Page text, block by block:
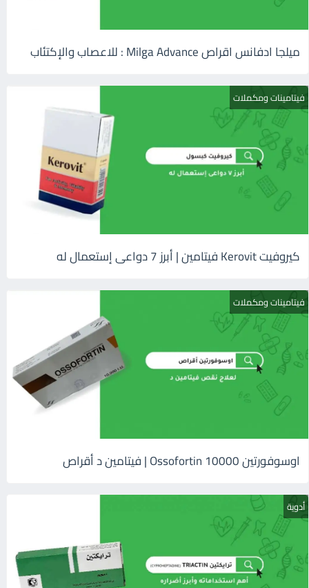
ميلجا ادفانس اقراص Milga Advance : للاعصاب والإكتئاب
فيتامينات ومكملات
كيروفيت Kerovit فيتامين | أبرز 7 دواعى إستعمال له
فيتامينات ومكملات
اوسوفورتين 10000 Ossofortin | فيتامين د أقراص
أدوية